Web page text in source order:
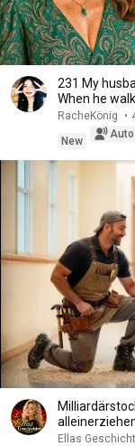
231 My
When he
RacheKönig •
New
Ellas